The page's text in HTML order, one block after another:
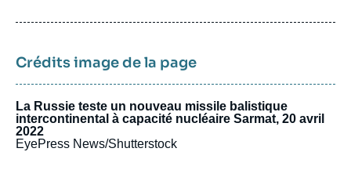
publication
Crédits image de la page
La Russie teste un nouveau missile balistique
intercontinental à capacité nucléaire Sarmat, 20 avril
2022
EyePress News/Shutterstock